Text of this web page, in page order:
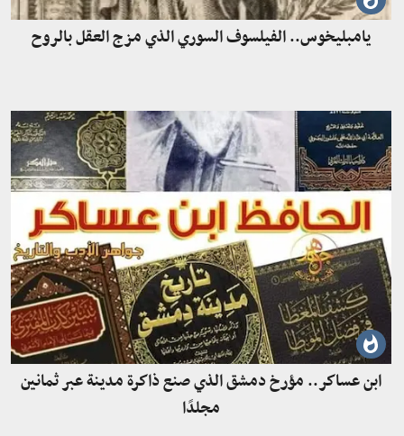
يامبليخوس.. الفيلسوف السوري الذي مزج العقل بالروح
ابن عساكر.. مؤرخ دمشق الذي صنع ذاكرة مدينة عبر ثمانين
مجلدًا